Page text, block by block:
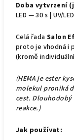
Doba vytvrzení
LED — 30 s | UV/
Celá řada Salon
proto je vhodná i
(kromě
(HEMA je ester
molekul proniká
cest. Dlouhodobý
reakce.)
Jak používat: